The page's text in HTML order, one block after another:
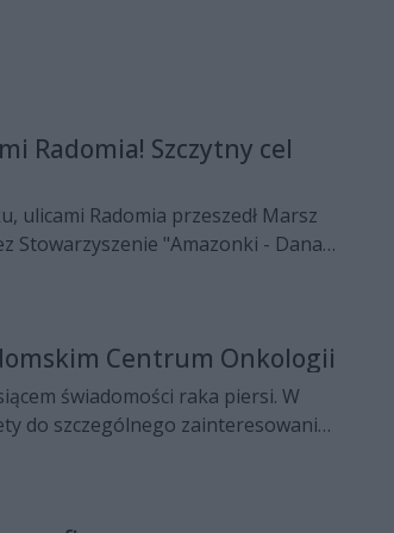
Radomia! Szczytny cel
ulicami Radomia przeszedł Marsz
Stowarzyszenie "Amazonki - Dana".
Centrum Onkologii
świadomości raka piersi. W
do szczególnego zainteresowania